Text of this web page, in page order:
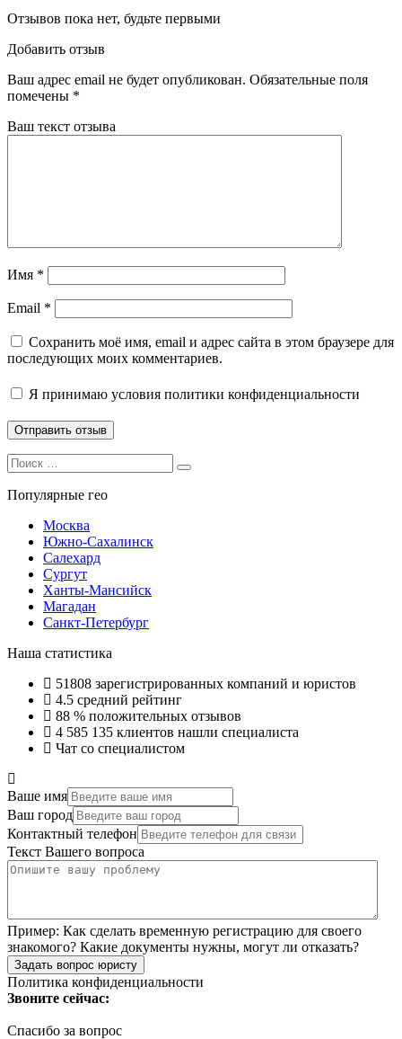
Отзывов пока нет, будьте первыми
Добавить отзыв
Ваш адрес email не будет опубликован. Обязательные поля
помечены *
Ваш текст отзыва
Имя *
Email *
Сохранить моё имя, email и адрес сайта в этом браузере для
последующих моих комментариев.
Я принимаю условия политики конфиденциальности
Search
for:
Search
Популярные гео
Москва
Южно-Сахалинск
Салехард
Сургут
Ханты-Мансийск
Магадан
Санкт-Петербург
Наша статистика
51808 зарегистрированных компаний и юристов
4.5 средний рейтинг
88 % положительных отзывов
4 585 135 клиентов нашли специалиста
Чат со специалистом
Ваше имя
Ваш город
Контактный телефон
Текст Вашего вопроса
Пример: Как сделать временную регистрацию для своего
знакомого? Какие документы нужны, могут ли отказать?
Задать вопрос юристу
Политика конфиденциальности
Звоните сейчас:
Спасибо за вопрос